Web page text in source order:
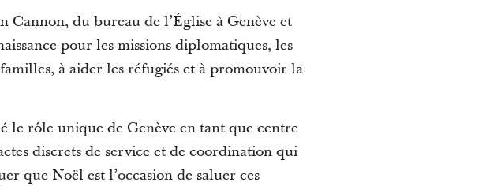
Cannon, du bureau de l’Église à Genève et
pour les missions diplomatiques, les
à aider les réfugiés et à promouvoir la
le rôle unique de Genève en tant que centre
discrets de service et de coordination qui
que Noël est l’occasion de saluer ces